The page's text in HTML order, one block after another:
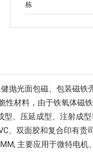
栋
抛光面包磁、包装磁铁
性材料，由于铁氧体磁
、压延成型、注射成
、双面胶和复合印有贵
主要应用于微特电机